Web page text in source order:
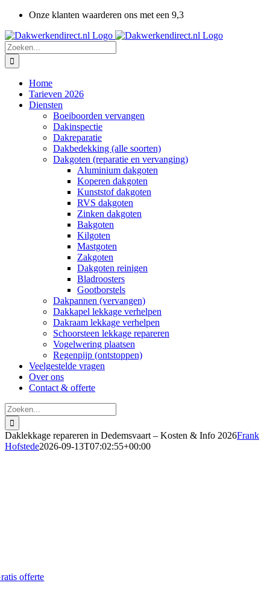
inhoud
Onze klanten waarderen ons met een 9,3
Zoeken
naar:
Home
Tarieven 2026
Diensten
Boeiboorden vervangen
Dakinspectie
Dakreparatie
Dakbedekking (alle soorten)
Dakgoten (reparatie en vervanging)
Aluminium dakgoten
Koperen dakgoten
Kunststof dakgoten
RVS dakgoten
Zinken dakgoten
Bakgoten
Kilgoten
Mastgoten
Zakgoten
Dakgoten reinigen
Bladroosters
Gootborstels
Dakpannen (vervangen)
Dakkapel lekkage verhelpen
Dakraam lekkage verhelpen
Schoorsteen lekkage repareren
Vogelwering plaatsen
Regenpijp (ontstoppen)
Veelgestelde vragen
Over ons
Contact & offerte
Zoeken
naar:
Daklekkage repareren in Dedemsvaart – Kosten & Info 2026Frank
Hofstede2026-09-13T07:02:55+00:00
offerte